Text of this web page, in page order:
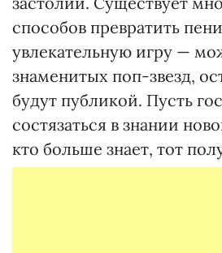
способов превратить
увлекательную игру —
знаменитых поп-звезд,
будут публикой. Пусть
состязаться в знании
кто больше знает, тот